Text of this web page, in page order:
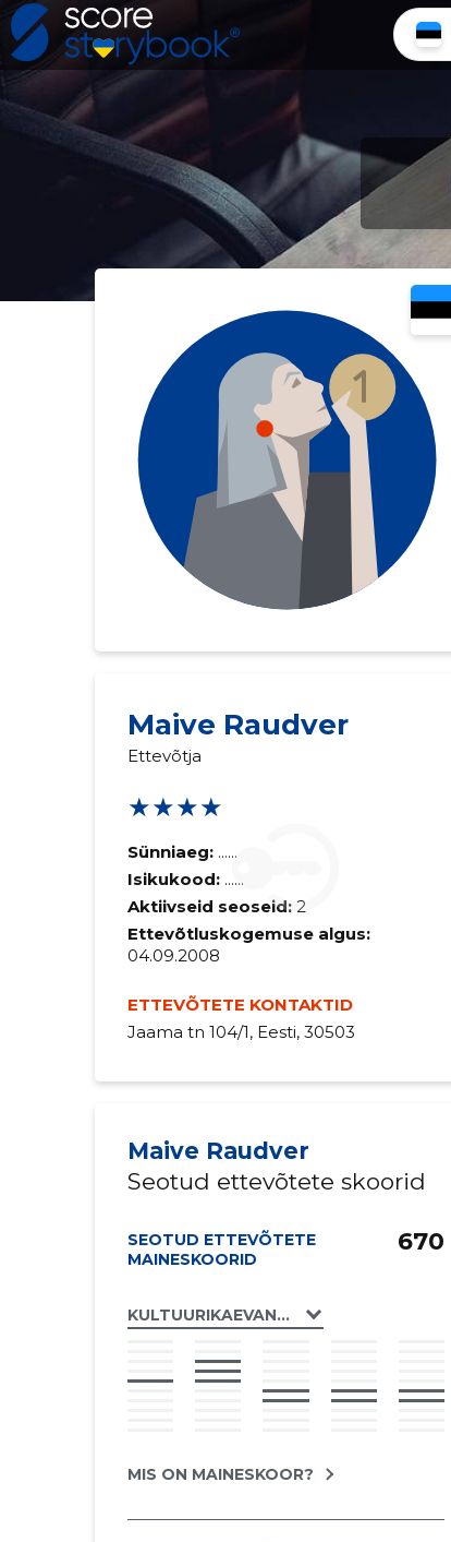
Maive Raudver
Ettevõtja
★★★★
Sünniaeg: ......
Isikukood: ......
Aktiivseid seoseid: 2
Ettevõtluskogemuse algus:
04.09.2008
ETTEVÕTETE KONTAKTID
Jaama tn 104/1, Eesti, 30503
Maive Raudver
Seotud ettevõtete skoorid
SEOTUD ETTEVÕTETE
MAINESKOORID
KULTUURIKAEVANDUS MTÜ
670
MIS ON MAINESKOOR?